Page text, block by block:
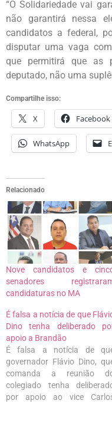
“O Solidariedade vai
não garantirá nessa
candidatos a federal,
disputar uma vaga
que permitirá que as
deputado, não uma
Compartilhe isso:
X Facebook
WhatsApp
Relacionado
Nove candidatos e
senadores
candidaturas no MA
É falsa a notícia de que
Dino tenha deliberado
apoio a Brandão
É falsa a notícia de
governador Flávio Dino,
comanda a reunião
colegiado tenha
por apoio ao vice